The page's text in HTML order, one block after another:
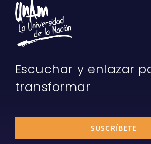
Escuchar y enlazar
transformar
SUSCRÍBETE